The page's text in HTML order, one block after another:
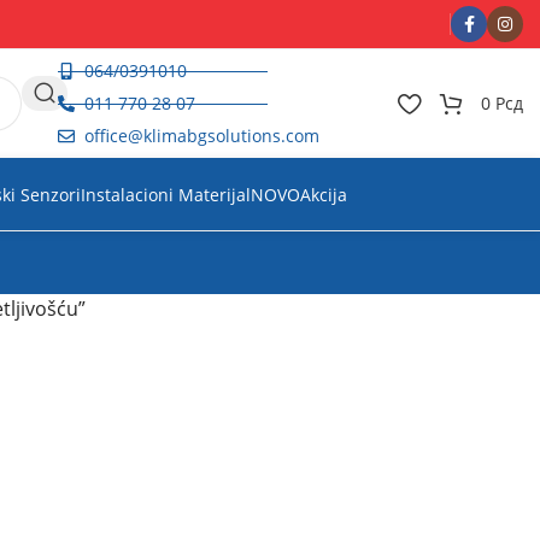
064/0391010
011 770 28 07
office@klimabgsolutions.com
0 Рсд
SenzoriInstalacioni MaterijalNOVOAkcija